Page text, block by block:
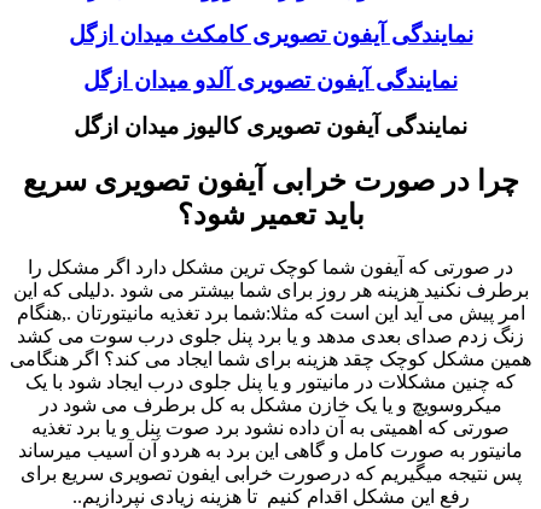
نمایندگی آیفون تصویری کامکث میدان ازگل
نمایندگی آیفون تصویری آلدو میدان ازگل
نمایندگی آیفون تصویری کالیوز میدان ازگل
چرا در صورت خرابی آیفون تصویری سریع
باید تعمیر شود؟
در صورتی که آیفون شما کوچک ترین مشکل دارد اگر مشکل را
برطرف نکنید هزینه هر روز برای شما بیشتر می شود .دلیلی که این
امر پیش می آید این است که مثلا:شما برد تغذیه مانیتورتان .,هنگام
زنگ زدم صدای بعدی مدهد و یا برد پنل جلوی درب سوت می کشد
همین مشکل کوچک چقد هزینه برای شما ایجاد می کند؟ اگر هنگامی
که چنین مشکلات در مانیتور و یا پنل جلوی درب ایجاد شود با یک
میکروسویچ و یا یک خازن مشکل به کل برطرف می شود در
صورتی که اهمیتی به آن داده نشود برد صوت پنل و یا برد تغذیه
مانیتور به صورت کامل و گاهی این برد به هردو آن آسیب میرساند
پس نتیجه میگیریم که درصورت خرابی ایفون تصویری سریع برای
رفع این مشکل اقدام کنیم تا هزینه زیادی نپردازیم..